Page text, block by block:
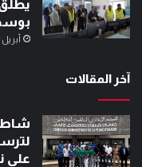
أبريل 9, 2026
آخر المقالات
على